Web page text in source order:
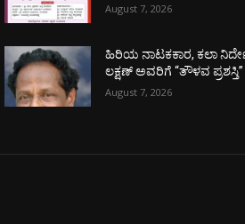
August 7, 2026
ಹಿರಿಯ ನಾಟಕಕಾರ, ಕಲಾ
ಲಕ್ಷಣ್ ಅವರಿಗೆ “ತೌಳವ ಪ್ರಶಸ್ತಿ”
August 7, 2026